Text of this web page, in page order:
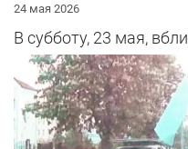
24 мая 2026
В субботу, 23 мая,
серьезная авария –
Peugeot. Читатель